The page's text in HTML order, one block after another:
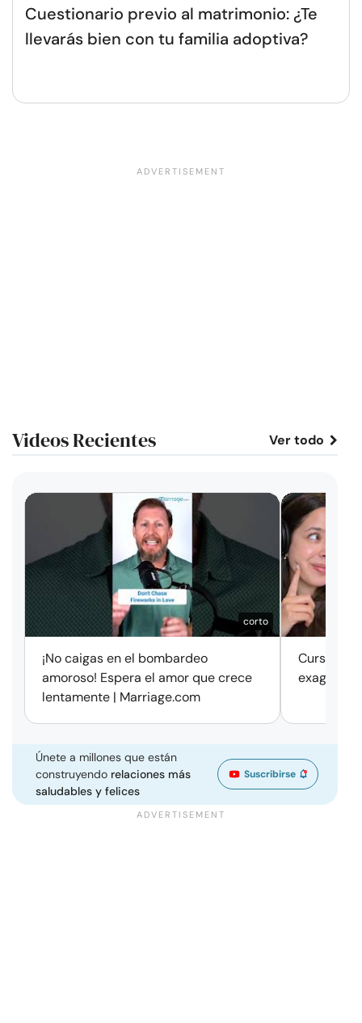
Cuestionario previo al matrimonio: ¿Te
llevarás bien con tu familia adoptiva?
Videos Recientes Ver todo
corto
¡No caigas en el bombardeo
amoroso! Espera el amor que crece
lentamente | Marriage.com
Cursos
Únete a millones que están
construyendo relaciones más
saludables y felices
Suscribirse